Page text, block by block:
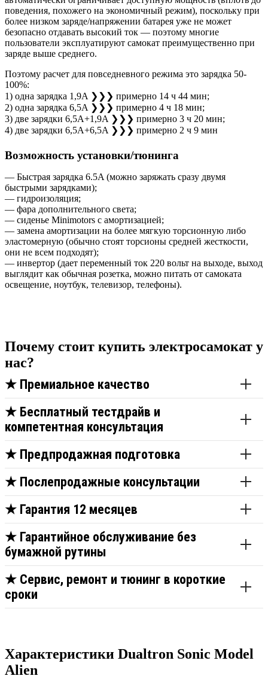
поведения, похожего на экономичный режим), поскольку при
более низком заряде/напряжении батарея уже не может
безопасно отдавать высокий ток — поэтому многие
пользователи эксплуатируют самокат преимущественно при
заряде выше среднего.
Поэтому расчет для повседневного режима это зарядка 50-
100%:
1) одна зарядка 1,9A ❯❯❯ примерно 14 ч 44 мин;
2) одна зарядка 6,5A ❯❯❯ примерно 4 ч 18 мин;
3) две зарядки 6,5A+1,9A ❯❯❯ примерно 3 ч 20 мин;
4) две зарядки 6,5A+6,5A ❯❯❯ примерно 2 ч 9 мин
Возможность установки/тюнинга
— Быстрая зарядка 6.5A (можно заряжать сразу двумя
быстрыми зарядками);
— гидроизоляция;
— фара дополнительного света;
— сиденье Minimotors с амортизацией;
— замена амортизации на более мягкую торсионную либо
эластомерную (обычно стоят торсионы средней жесткости,
они не всем подходят);
— инвертор (дает переменный ток 220 вольт на выходе, выход
выглядит как обычная розетка, можно питать от самоката
освещение, ноутбук, телевизор, телефоны).
Почему стоит купить электросамокат у
нас?
★ Премиальное качество
★ Бесплатный тестдрайв и
компетентная консультация
★ Предпродажная подготовка
★ Послепродажные консультации
★ Гарантия 12 месяцев
★ Гарантийное обслуживание без
бумажной рутины
★ Сервис, ремонт и тюнинг в короткие
сроки
Характеристики Dualtron Sonic Model
Alien